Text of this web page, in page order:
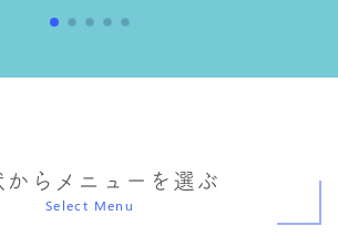
からメニューを選ぶ
Select Menu